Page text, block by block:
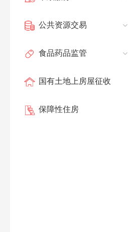
公共资源交易
食品药品监管
国有土地上房屋征收
保障性住房